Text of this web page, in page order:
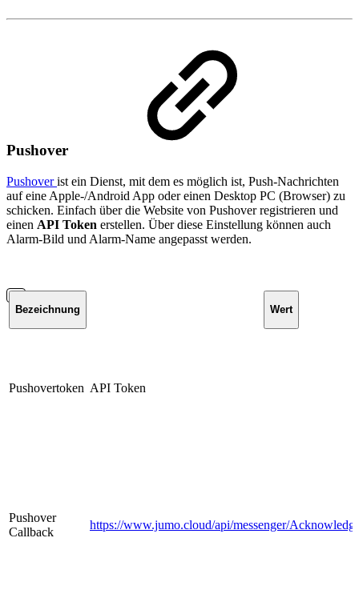
Pushover
Pushoverist ein Dienst, mit dem es möglich ist, Push-Nachrichten
auf eine Apple-/Android App oder einen Desktop PC (Browser) zu
schicken. Einfach über die Website von Pushover registrieren und
einen API Token erstellen. Über diese Einstellung können auch
Alarm-Bild und Alarm-Name angepasst werden.
Bezeichnung Wert
Pushovertoken API Token
Pushover
Callback
https://www.jumo.cloud/api/messenger/